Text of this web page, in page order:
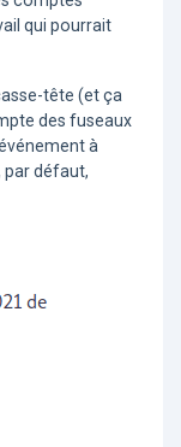
qui pourrait
tête (et ça
des fuseaux
à
par défaut,